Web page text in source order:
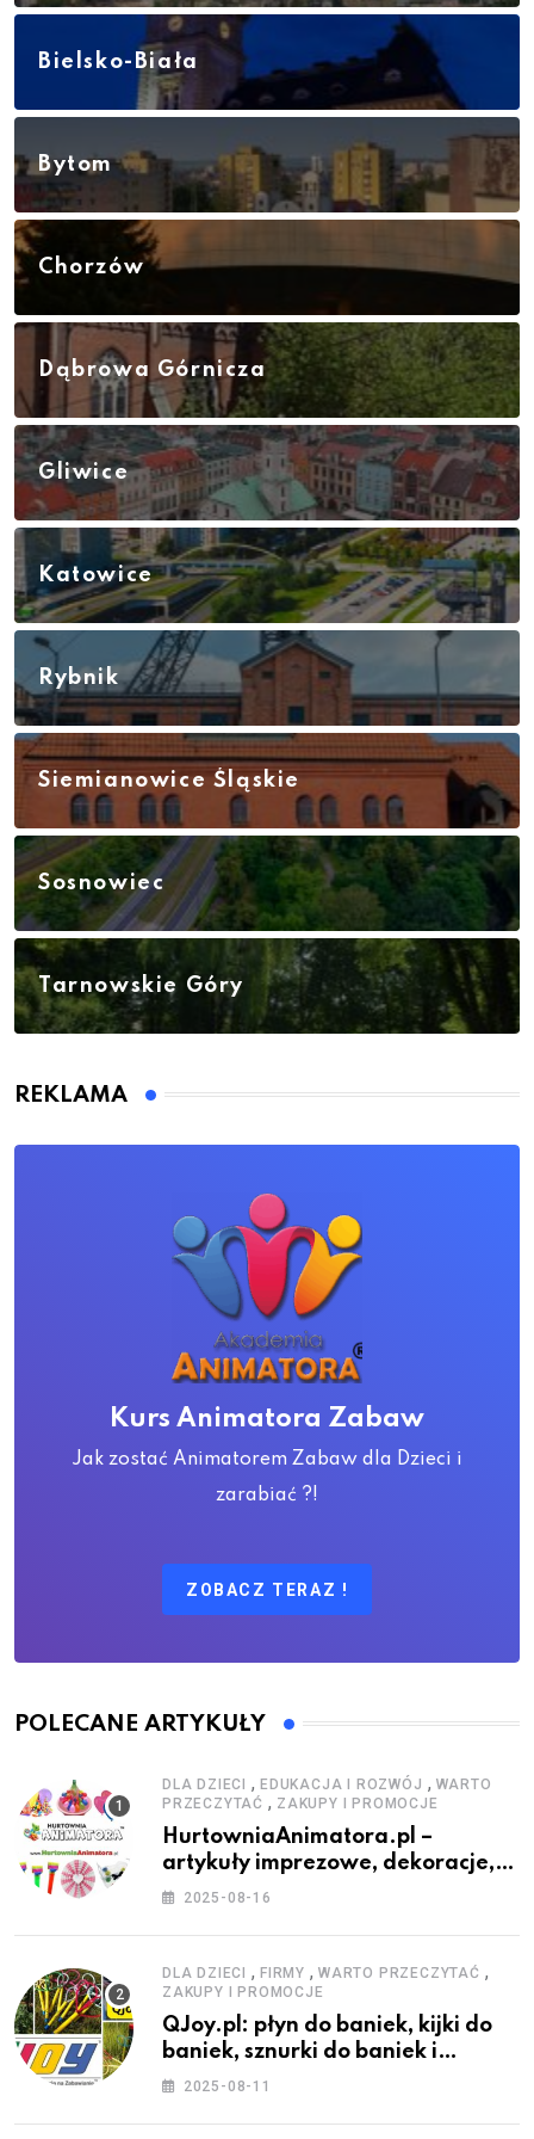
Bielsko-Biała
Bytom
Chorzów
Dąbrowa Górnicza
Gliwice
Katowice
Rybnik
Siemianowice Śląskie
Sosnowiec
Tarnowskie Góry
REKLAMA
Kurs Animatora Zabaw
Jak zostać Animatorem Zabaw dla Dzieci i
zarabiać ?!
ZOBACZ TERAZ !
POLECANE ARTYKUŁY
DLA DZIECI , EDUKACJA I ROZWÓJ , WARTO
PRZECZYTAĆ , ZAKUPY I PROMOCJE
HurtowniaAnimatora.pl –
artykuły imprezowe, dekoracje,
stroje i akcesoria dla animatorów
2025-08-16
DLA DZIECI , FIRMY , WARTO PRZECZYTAĆ ,
ZAKUPY I PROMOCJE
QJoy.pl: płyn do baniek, kijki do
baniek, sznurki do baniek i
zestawy do baniek
2025-08-11